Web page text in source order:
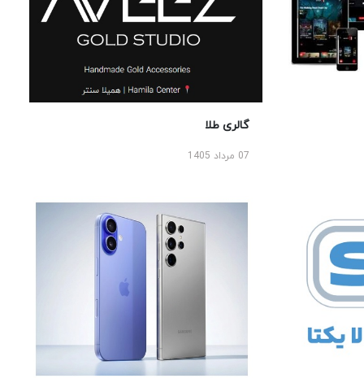
گالری طلا
07 مرداد 1405